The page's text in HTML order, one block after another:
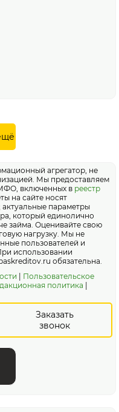
агрегатор, не
Мы предоставляем
включенных в реестр
на сайте носят
параметры
который единолично
займа. Оценивайте свою
нагрузку. Мы не
пользователей и
использовании
обязательна.
Пользовательское
политика
Заказать
звонок